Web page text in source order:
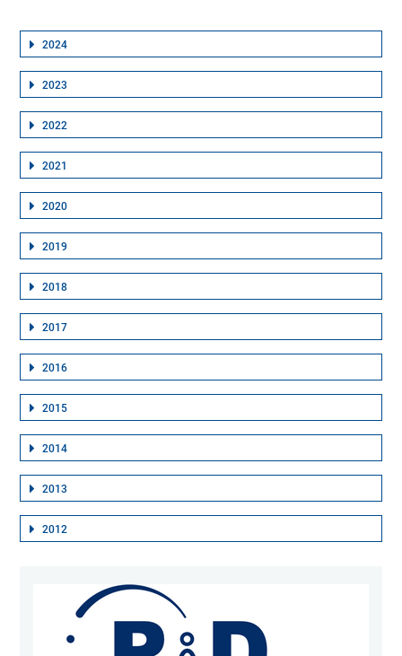
2024
2023
2022
2021
2020
2019
2018
2017
2016
2015
2014
2013
2012